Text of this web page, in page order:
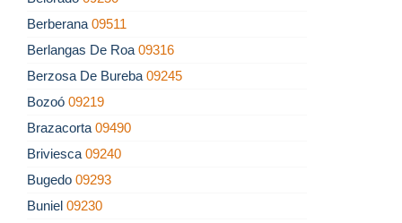
Berberana 09511
Berlangas De Roa 09316
Berzosa De Bureba 09245
Bozoó 09219
Brazacorta 09490
Briviesca 09240
Bugedo 09293
Buniel 09230